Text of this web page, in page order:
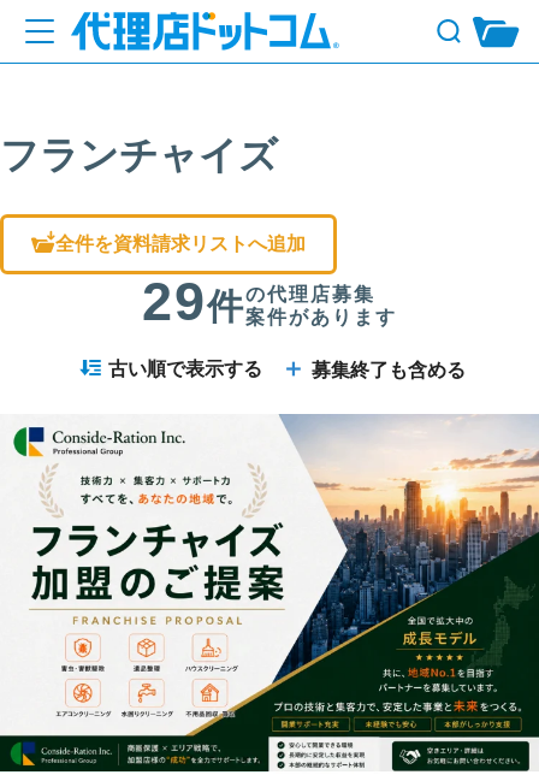
フランチャイズ
全件を資料請求リストへ追加
29件の代理店募集
案件があります
古い順で表示する ＋ 募集終了も含める